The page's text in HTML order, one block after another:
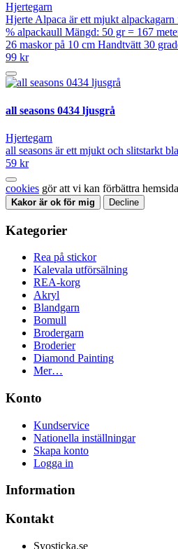
Hjertegarn
Hjerte Alpaca är ett mjukt
% alpackaull Mängd: 50 gr = 167
26 maskor på 10 cm Handtvätt 30
99 kr
all seasons 0434 ljusgrå
Hjertegarn
all seasons är ett mjukt och slitstarkt
59 kr
cookies gör att vi kan förbättra
Kakor är ok för mig Decline
Kategorier
Rea på stickor
Kalevala utförsälning
REA-korg
Akryl
Blandgarn
Bomull
Brodergarn
Broderier
Diamond Painting
Mer…
Konto
Kundservice
Nationella inställningar
Skapa konto
Logga in
Information
Kontakt
Syosticka.se